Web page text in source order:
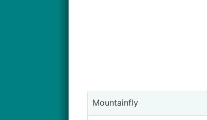
Mountainfly